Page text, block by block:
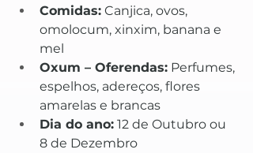
Comidas: Canjica, ovos,
omolocum, xinxim, banana e
mel
Oxum – Oferendas: Perfumes,
espelhos, adereços, flores
amarelas e brancas
Dia do ano: 12 de Outubro ou
8 de Dezembro